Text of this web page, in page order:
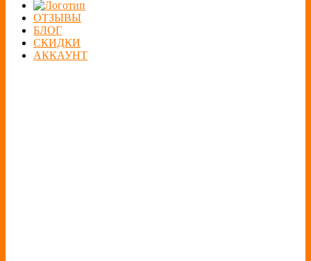
ОТЗЫВЫ
БЛОГ
СКИДКИ
АККАУНТ